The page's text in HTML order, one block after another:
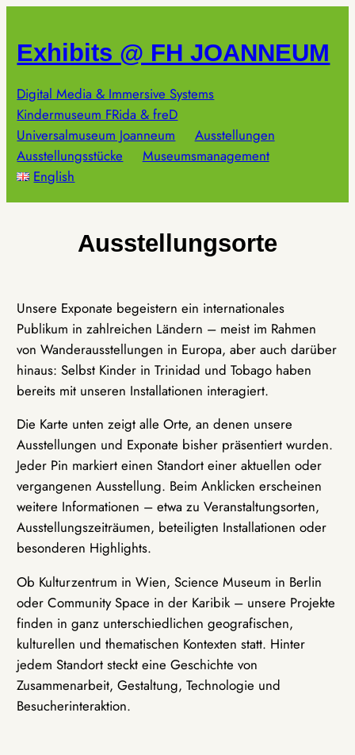
springen
Exhibits @ FH JOANNEUM
Digital Media & Immersive Systems
Kindermuseum FRida & freD
Universalmuseum Joanneum
Ausstellungen
Ausstellungsstücke
Museumsmanagement
English
Ausstellungsorte
Unsere Exponate begeistern ein internationales
Publikum in zahlreichen Ländern – meist im Rahmen
von Wanderausstellungen in Europa, aber auch darüber
hinaus: Selbst Kinder in Trinidad und Tobago haben
bereits mit unseren Installationen interagiert.
Die Karte unten zeigt alle Orte, an denen unsere
Ausstellungen und Exponate bisher präsentiert wurden.
Jeder Pin markiert einen Standort einer aktuellen oder
vergangenen Ausstellung. Beim Anklicken erscheinen
weitere Informationen – etwa zu Veranstaltungsorten,
Ausstellungszeiträumen, beteiligten Installationen oder
besonderen Highlights.
Ob Kulturzentrum in Wien, Science Museum in Berlin
oder Community Space in der Karibik – unsere Projekte
finden in ganz unterschiedlichen geografischen,
kulturellen und thematischen Kontexten statt. Hinter
jedem Standort steckt eine Geschichte von
Zusammenarbeit, Gestaltung, Technologie und
Besucherinteraktion.